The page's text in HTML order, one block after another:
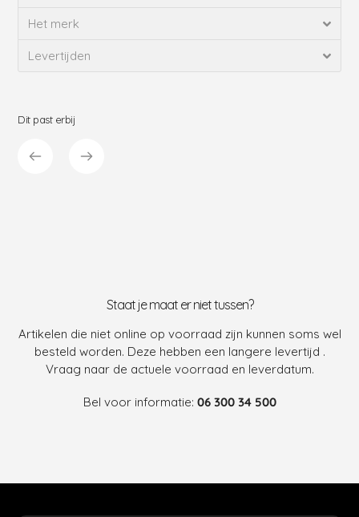
Het merk
Levertijden
Dit past erbij
Staat je maat er niet tussen?
Artikelen die niet online op voorraad zijn kunnen soms wel
besteld worden. Deze hebben een langere levertijd .
Vraag naar de actuele voorraad en leverdatum.
Bel voor informatie: 06 300 34 500